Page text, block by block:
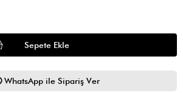
WhatsApp ile Sipariş Ver